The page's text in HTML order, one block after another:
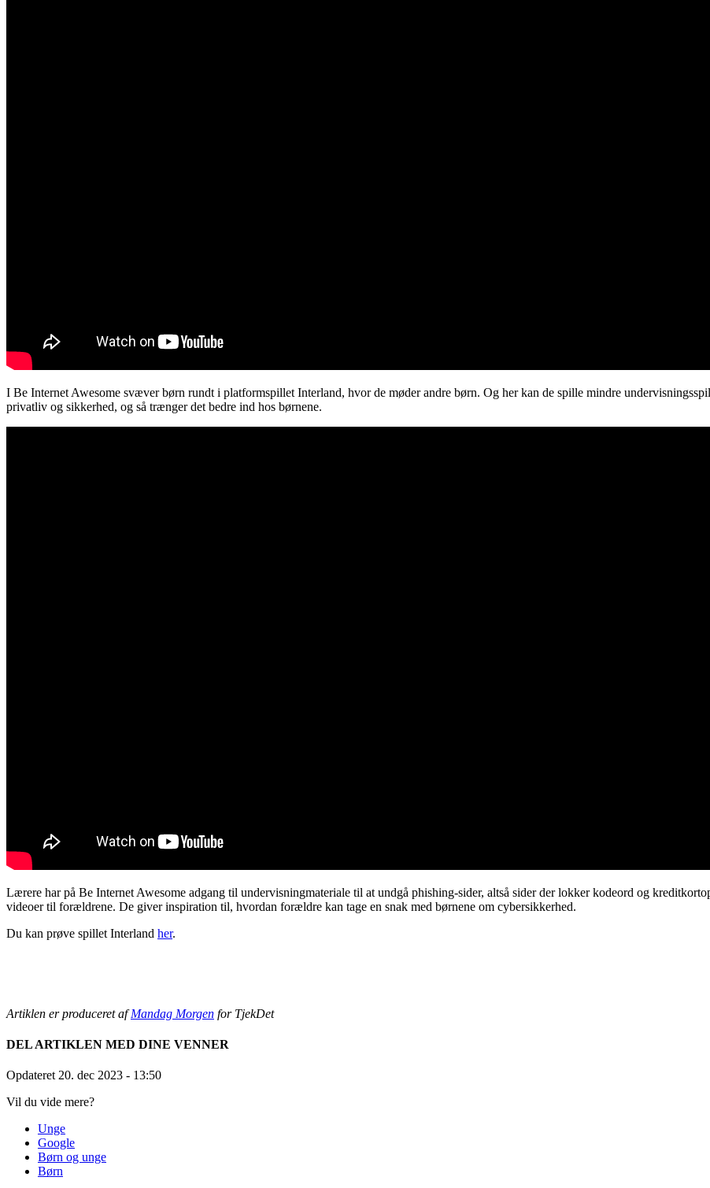
I Be Internet Awesome svæver børn rundt i platformspillet Interland, hvor de møder andre børn. Og her kan de spille mindre
privatliv og sikkerhed, og så trænger det bedre ind hos børnene.
Lærere har på Be Internet Awesome adgang til undervisningmateriale til at undgå phishing-sider, altså sider der lokker kodeord og
videoer til forældrene. De giver inspiration til, hvordan forældre kan tage en snak med børnene om cybersikkerhed.
Du kan prøve spillet Interland her.
Artiklen er produceret afMandag Morgen for TjekDet
DEL ARTIKLEN MED DINE VENNER
Opdateret 20. dec 2023 - 13:50
Vil du vide mere?
Unge
Google
Børn og unge
Børn